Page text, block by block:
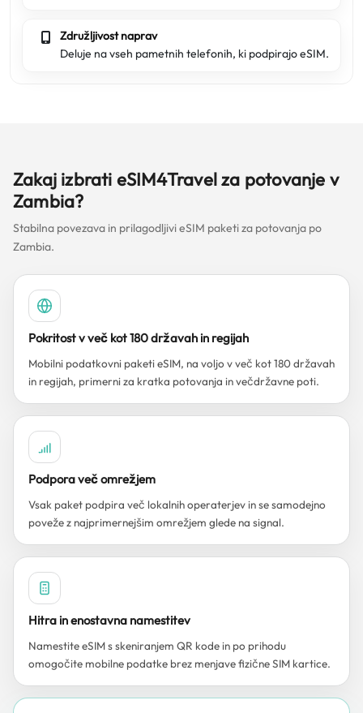
Združljivost naprav
Deluje na vseh pametnih telefonih, ki podpirajo eSIM.
Zakaj izbrati eSIM4Travel za potovanje v
Zambia?
Stabilna povezava in prilagodljivi eSIM paketi za potovanja po
Zambia.
Pokritost v več kot 180 državah in regijah
Mobilni podatkovni paketi eSIM, na voljo v več kot 180 državah
in regijah, primerni za kratka potovanja in večdržavne poti.
Podpora več omrežjem
Vsak paket podpira več lokalnih operaterjev in se samodejno
poveže z najprimernejšim omrežjem glede na signal.
Hitra in enostavna namestitev
Namestite eSIM s skeniranjem QR kode in po prihodu
omogočite mobilne podatke brez menjave fizične SIM kartice.